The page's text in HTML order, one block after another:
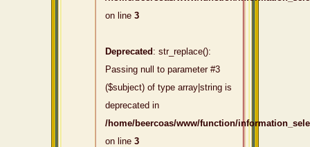
on line 3
Deprecated : str_replace():
Passing null to parameter #3
($subject) of type array|string is
deprecated in
/home/beercoas/www/function/
on line 3